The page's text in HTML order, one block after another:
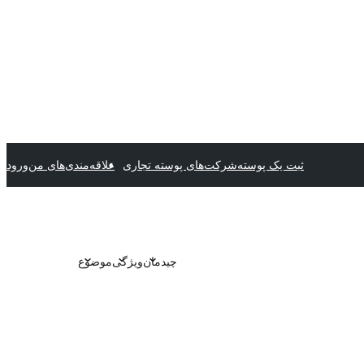
ثبت یک پوستهشرکت‌های پوسته تجاری علاقه‌مندی‌های منورود
چیدمانویژگیموضوع